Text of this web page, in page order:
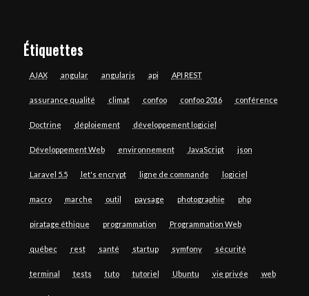
Étiquettes
AJAX angular angularjs api API REST
assurance qualité climat confoo confoo 2016 conférence
Doctrine déploiement développement logiciel
Développement Web environnement JavaScript json
Laravel 5.5 let's encrypt ligne de commande logiciel
macro marche outil paysage photographie php
piratage éthique programmation Programmation Web
québec rest santé startup symfony sécurité
terminal tests tuto tutoriel Ubuntu vie privée web